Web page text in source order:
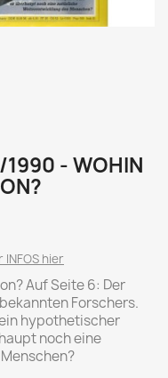
1990 - WOHIN
hier
Auf Seite 6: Der
Forschers.
hypothetischer
noch eine